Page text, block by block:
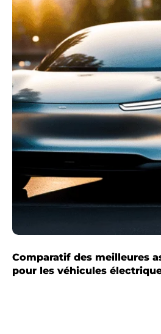
Comparatif des meilleures
pour les véhicules